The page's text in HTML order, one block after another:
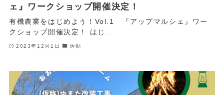
ェ』ワークショップ開催決定！
有機農業をはじめよう！Vol.1 『アップマルシェ』ワー
クショップ開催決定！ はじ...
2023年12月1日 活動